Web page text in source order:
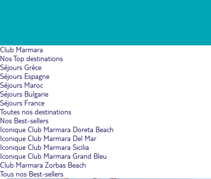
Club Marmara
Nos Top destinations
Séjours Grèce
Séjours Espagne
Séjours Maroc
Séjours Bulgarie
Séjours France
Toutes nos destinations
Nos Best-sellers
Iconique Club Marmara Doreta Beach
Iconique Club Marmara Del Mar
Iconique Club Marmara Sicilia
Iconique Club Marmara Grand Bleu
Club Marmara Zorbas Beach
Tous nos Best-sellers